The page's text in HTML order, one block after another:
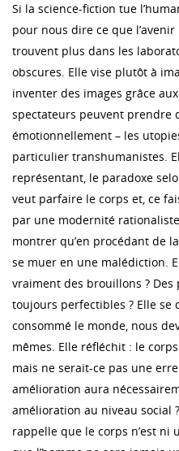
Si la science-fiction tue
pour nous dire ce que
trouvent plus dans les
obscures. Elle vise plutôt à
inventer des images grâce
spectateurs peuvent prendre
émotionnellement – les
particulier transhumanistes.
représentant, le paradoxe
veut parfaire le corps et, ce
par une modernité
montrer qu’en procédant de
se muer en une malédiction.
vraiment des brouillons ?
toujours perfectibles ? Elle se
consommé le monde, nous
mêmes. Elle réfléchit : le
mais ne serait-ce pas une
amélioration aura
amélioration au niveau social
rappelle que le corps n’est